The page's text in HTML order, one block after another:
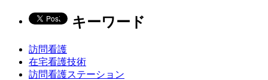
キーワード
訪問看護
在宅看護技術
訪問看護ステーション